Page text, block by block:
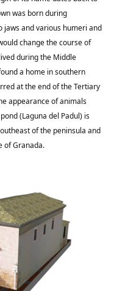
was born during
jaws and various humeri and
change the course of
during the Middle
a home in southern
at the end of the Tertiary
appearance of animals
(Laguna del Padul) is
of the peninsula and
of Granada.